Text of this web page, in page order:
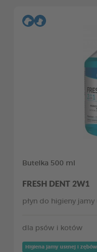
Butelka 500 ml
FRESH DENT 2W1
płyn do higieny jamy
dla psów i kotów
Higiena jamy ustnej i zębów